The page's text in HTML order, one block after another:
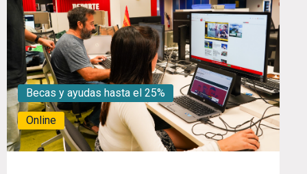
Online
Becas y ayudas hasta el 25%